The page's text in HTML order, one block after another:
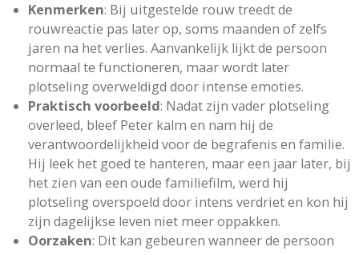
Kenmerken: Bij uitgestelde rouw treedt de
rouwreactie pas later op, soms maanden of zelfs
jaren na het verlies. Aanvankelijk lijkt de persoon
normaal te functioneren, maar wordt later
plotseling overweldigd door intense emoties.
Praktisch voorbeeld: Nadat zijn vader plotseling
overleed, bleef Peter kalm en nam hij de
verantwoordelijkheid voor de begrafenis en familie.
Hij leek het goed te hanteren, maar een jaar later, bij
het zien van een oude familiefilm, werd hij
plotseling overspoeld door intens verdriet en kon hij
zijn dagelijkse leven niet meer oppakken.
Oorzaken: Dit kan gebeuren wanneer de persoon